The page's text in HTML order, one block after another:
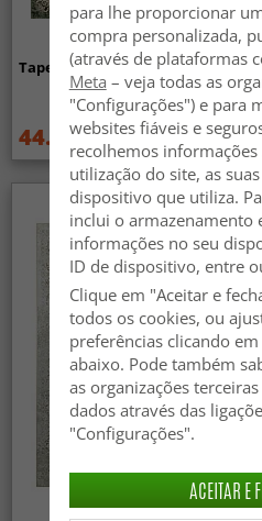
Tapete Wilton - Taknis (verde)
44.99 € 59.99 €
para lhe proporcionar
compra personalizada,
(através de plataformas
Meta – veja todas as
"Configurações") e para
websites fiáveis e
recolhemos informações
utilização do site, as
dispositivo que utiliza.
inclui o armazenamento
informações no seu
ID de dispositivo, entre
Clique em "Aceitar e
todos os cookies, ou
preferências clicando
abaixo. Pode também
as organizações
dados através das
"Configurações".
ACEITAR E